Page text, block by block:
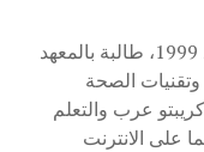
سهيلة بنحمو، من مواليد 1999، طالبة بالمعهد
وتقنيات الصحة
عرب والتعلم
على الانترنت